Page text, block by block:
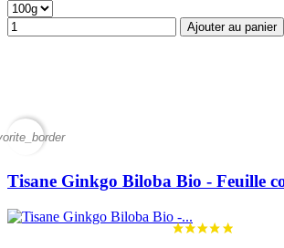
Ajouter au panier
Tisane Ginkgo Biloba Bio - Feuille